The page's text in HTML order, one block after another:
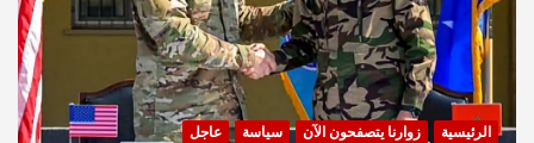
الرئيسية زوارنا يتصفحون الآن سياسة عاجل